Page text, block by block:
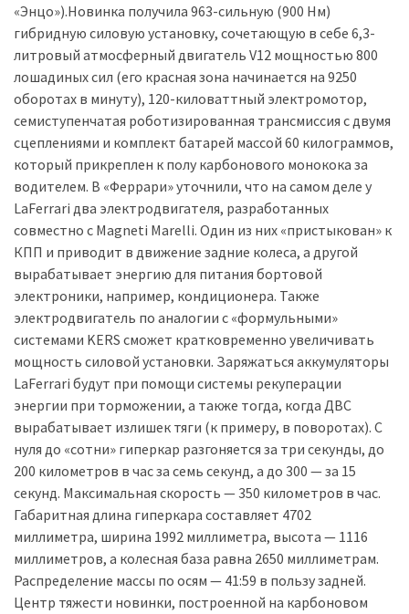
Автозакон
(370)
Автошоу
(358)
Головне
(324)
Тест-
драйв
(212)
Без
рубрики
(142)
«Энцо»).Новинка получила 963-сильную (900 Нм)
гибридную силовую установку, сочетающую в себе 6,3-
литровый атмосферный двигатель V12 мощностью 800
лошадиных сил (его красная зона начинается на 9250
оборотах в минуту), 120-киловаттный электромотор,
семиступенчатая роботизированная трансмиссия с двумя
сцеплениями и комплект батарей массой 60 килограммов,
который прикреплен к полу карбонового монокока за
водителем. В «Феррари» уточнили, что на самом деле у
LaFerrari два электродвигателя, разработанных
совместно с Magneti Marelli. Один из них «пристыкован» к
КПП и приводит в движение задние колеса, а другой
вырабатывает энергию для питания бортовой
электроники, например, кондиционера. Также
электродвигатель по аналогии с «формульными»
системами KERS сможет кратковременно увеличивать
мощность силовой установки. Заряжаться аккумуляторы
LaFerrari будут при помощи системы рекуперации
энергии при торможении, а также тогда, когда ДВС
вырабатывает излишек тяги (к примеру, в поворотах). С
нуля до «сотни» гиперкар разгоняется за три секунды, до
200 километров в час за семь секунд, а до 300 — за 15
секунд. Максимальная скорость — 350 километров в час.
Габаритная длина гиперкара составляет 4702
миллиметра, ширина 1992 миллиметра, высота — 1116
миллиметров, а колесная база равна 2650 миллиметрам.
Распределение массы по осям — 41:59 в пользу задней.
Центр тяжести новинки, построенной на карбоновом